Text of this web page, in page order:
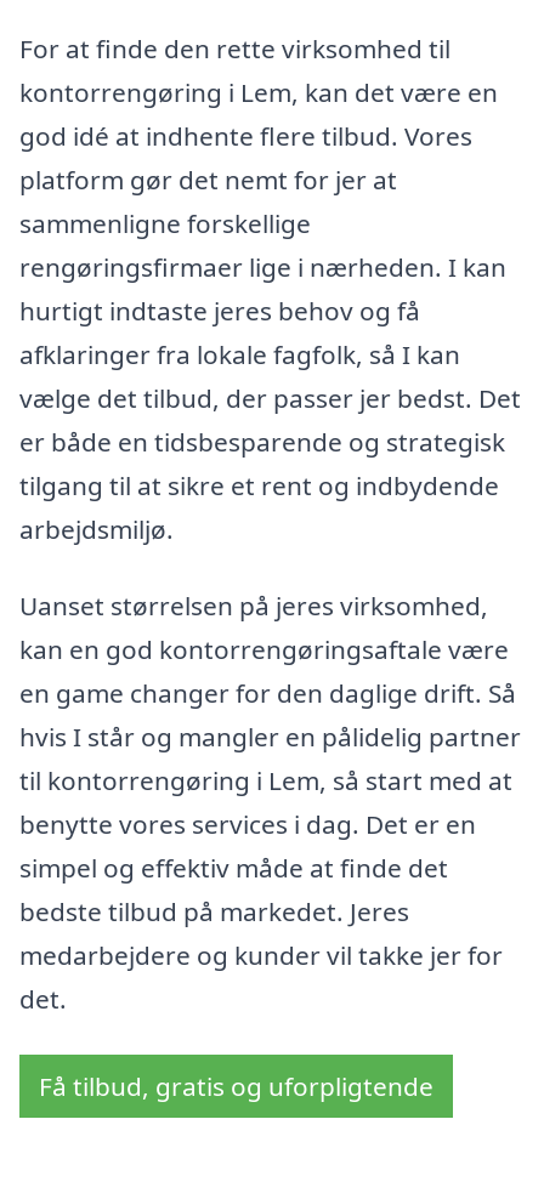
For at finde den rette virksomhed til
kontorrengøring i Lem, kan det være en
god idé at indhente flere tilbud. Vores
platform gør det nemt for jer at
sammenligne forskellige
rengøringsfirmaer lige i nærheden. I kan
hurtigt indtaste jeres behov og få
afklaringer fra lokale fagfolk, så I kan
vælge det tilbud, der passer jer bedst. Det
er både en tidsbesparende og strategisk
tilgang til at sikre et rent og indbydende
arbejdsmiljø.
Uanset størrelsen på jeres virksomhed,
kan en god kontorrengøringsaftale være
en game changer for den daglige drift. Så
hvis I står og mangler en pålidelig partner
til kontorrengøring i Lem, så start med at
benytte vores services i dag. Det er en
simpel og effektiv måde at finde det
bedste tilbud på markedet. Jeres
medarbejdere og kunder vil takke jer for
det.
Få tilbud, gratis og uforpligtende